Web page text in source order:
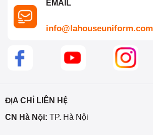
EMAIL
info@lahouseuniform.com
ĐỊA CHỈ LIÊN HỆ
CN Hà Nội: TP. Hà Nội